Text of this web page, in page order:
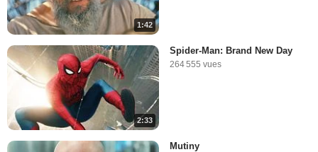
1:42
2:33
Spider-Man: Brand New Day
264 555 vues
Mutiny